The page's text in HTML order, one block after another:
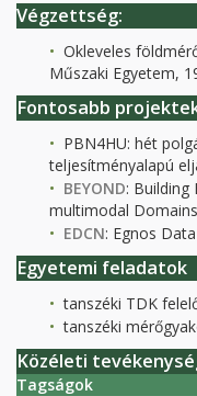
Végzettség:
Okleveles
Műszaki Egyetem,
Fontosabb
PBN4HU: hét
teljesítményalapú
BEYOND: Building
multimodal Domains
EDCN: Egnos
Egyetemi feladatok
tanszéki TDK
tanszéki
Közéleti
Tagságok